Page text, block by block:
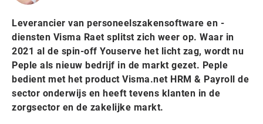
Leverancier van personeelszakensoftware en -
diensten Visma Raet splitst zich weer op. Waar in
2021 al de spin-off Youserve het licht zag, wordt nu
Peple als nieuw bedrijf in de markt gezet. Peple
bedient met het product Visma.net HRM & Payroll de
sector onderwijs en heeft tevens klanten in de
zorgsector en de zakelijke markt.